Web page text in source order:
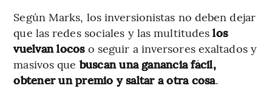
Según Marks, los inversionistas no deben dejar
que las redes sociales y las multitudeslos
vuelvan locoso seguir a inversores exaltados y
masivos que buscan una ganancia fácil,
obtener un premio y saltar a otra cosa.